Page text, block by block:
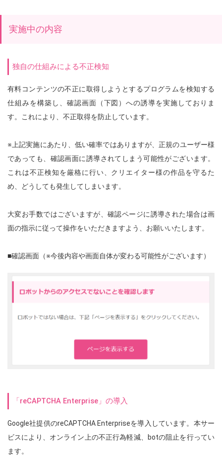
実施中の内容
独自の仕組みによる不正検知
有料コンテンツの不正に取得しようとするプログラムを検知する
仕組みを構築し、確認画面（下図）への誘導を実施しておりま
す。これにより、不正取得を防止しています。
※上記実施にあたり、低い確率ではありますが、正規のユーザー様
であっても、確認画面に誘導されてしまう可能性がございます。
これは不正検知を厳格に行い、クリエイター様の作品を守るた
め、どうしても発生してしまいます。
大変お手数ではございますが、確認ページに誘導された場合は画
面の指示に従って操作をいただきますよう、お願いいたします。
■確認画面（※今後内容や画面自体が変わる可能性がございます）
「reCAPTCHA Enterprise」の導入
Google社提供のreCAPTCHA Enterpriseを導入しています。本サー
ビスにより、オンライン上の不正行為軽減、botの阻止を行ってい
ます。